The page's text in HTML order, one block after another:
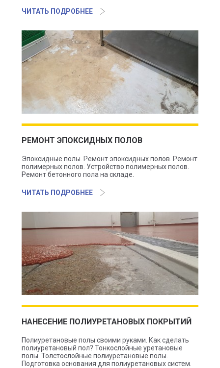
ЧИТАТЬ ПОДРОБНЕЕ
РЕМОНТ ЭПОКСИДНЫХ ПОЛОВ
Эпоксидные полы. Ремонт эпоксидных полов. Ремонт
полимерных полов. Устройство полимерных полов.
Ремонт бетонного пола на складе.
ЧИТАТЬ ПОДРОБНЕЕ
НАНЕСЕНИЕ ПОЛИУРЕТАНОВЫХ ПОКРЫТИЙ
Полиуретановые полы своими руками. Как сделать
полиуретановый пол? Тонкослойные уретановые
полы. Толстослойные полиуретановые полы.
Подготовка основания для полиуретановых систем.